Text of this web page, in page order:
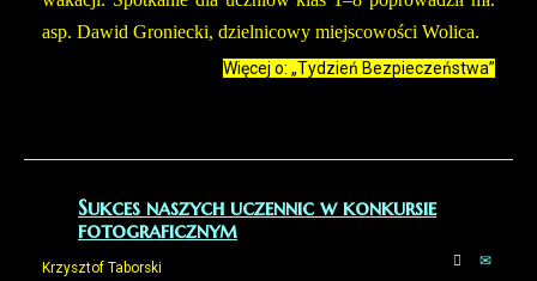
asp. Dawid Groniecki, dzielnicowy miejscowości Wolica.
Więcej o: „Tydzień Bezpieczeństwa”
Sukces naszych uczennic w konkursie
fotograficznym
Krzysztof Taborski